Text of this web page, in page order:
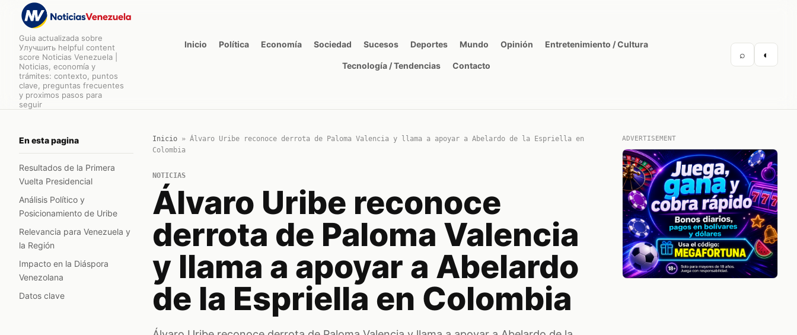
Guia actualizada sobre
Улучшить helpful content
score Noticias Venezuela |
Noticias, economía y
trámites: contexto, puntos
clave, preguntas frecuentes
y proximos pasos para
seguir
Inicio Política Economía Sociedad Sucesos Deportes Mundo Opinión Entretenimiento / Cultura
Tecnología / Tendencias Contacto
⌕ ◐
En esta pagina
Resultados de la Primera
Vuelta Presidencial
Análisis Político y
Posicionamiento de Uribe
Relevancia para Venezuela y
la Región
Impacto en la Diáspora
Venezolana
Datos clave
Inicio» Álvaro Uribe reconoce derrota de Paloma Valencia y llama a apoyar a Abelardo de la Espriella en
Colombia
NOTICIAS
Álvaro Uribe reconoce
derrota de Paloma Valencia
y llama a apoyar a Abelardo
de la Espriella en Colombia
ADVERTISEMENT